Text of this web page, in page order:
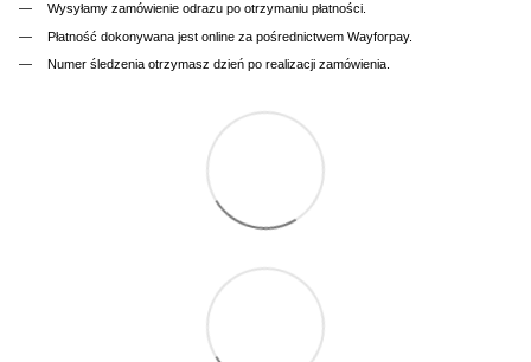
Wysyłamy zamówienie odrazu po otrzymaniu płatności.
Płatność dokonywana jest online za pośrednictwem Wayforpay.
Numer śledzenia otrzymasz dzień po realizacji zamówienia.